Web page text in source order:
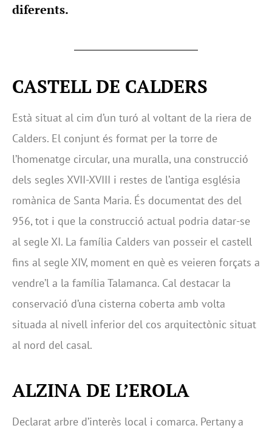
diferents.
CASTELL DE CALDERS
Està situat al cim d’un turó al voltant de la riera de
Calders. El conjunt és format per la torre de
l’homenatge circular, una muralla, una construcció
dels segles XVII-XVIII i restes de l’antiga església
romànica de Santa Maria. És documentat des del
956, tot i que la construcció actual podria datar-se
al segle XI. La família Calders van posseir el castell
fins al segle XIV, moment en què es veieren forçats a
vendre’l a la família Talamanca. Cal destacar la
conservació d’una cisterna coberta amb volta
situada al nivell inferior del cos arquitectònic situat
al nord del casal.
ALZINA DE L’EROLA
Declarat arbre d’interès local i comarca. Pertany a